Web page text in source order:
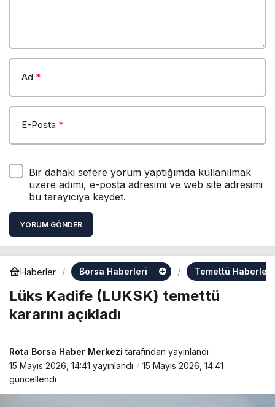
Ad *
E-Posta *
Bir dahaki sefere yorum yaptığımda kullanılmak
üzere adımı, e-posta adresimi ve web site adresimi
bu tarayıcıya kaydet.
YORUM GÖNDER
Haberler Borsa Haberleri Temettü Haberleri
Lüks Kadife (LUKSK) temettü
kararını açıkladı
Rota Borsa Haber Merkezi tarafından yayınlandı
15 Mayıs 2026, 14:41 yayınlandı
15 Mayıs 2026, 14:41
güncellendi